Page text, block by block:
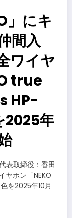
」にキ
間入
ワイヤ
true
HP-
2025年
表取締役：香田
ヤホン「NEKO
を2025年10月